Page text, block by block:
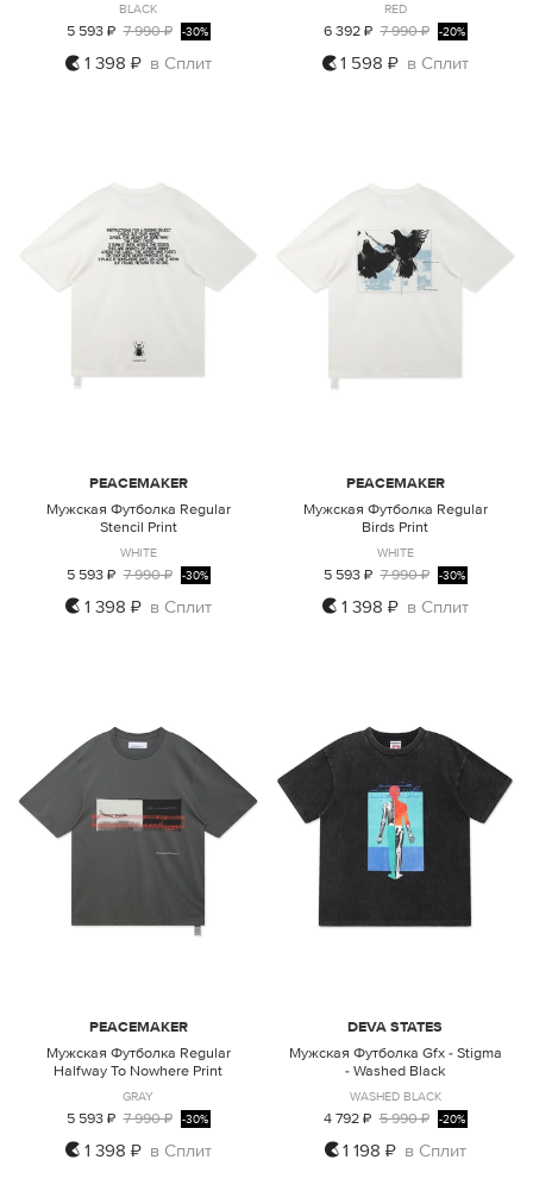
L XL
BLACK
5 593 ₽ 7 990 ₽ -30%
1 398 ₽ в Сплит M L XL
RED
6 392 ₽ 7 990 ₽ -20%
1 598 ₽ в Сплит
M L XL
PEACEMAKER
Мужская Футболка Regular
Stencil Print
WHITE
5 593 ₽ 7 990 ₽ -30%
1 398 ₽ в Сплит M L XL
PEACEMAKER
Мужская Футболка Regular
Birds Print
WHITE
5 593 ₽ 7 990 ₽ -30%
1 398 ₽ в Сплит
M L
PEACEMAKER
Мужская Футболка Regular
Halfway To Nowhere Print
GRAY
5 593 ₽ 7 990 ₽ -30%
1 398 ₽ в Сплит M L XL
DEVA STATES
Мужская Футболка Gfx - Stigma
- Washed Black
WASHED BLACK
4 792 ₽ 5 990 ₽ -20%
1 198 ₽ в Сплит